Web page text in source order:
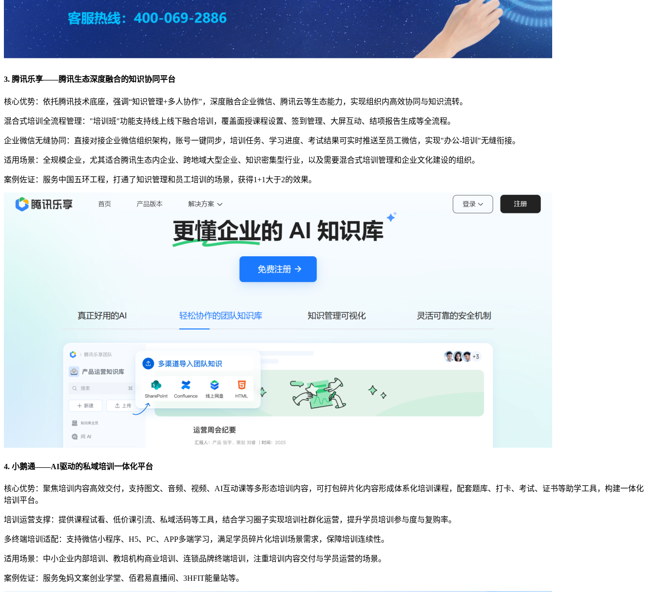
3. 腾讯乐享——腾讯生态深度融合的知识协同平台
核心优势：依托腾讯技术底座，强调“知识管理+多人协作"，深度融合企业微信、腾讯云等生态能力，实现组织内高效协同与知识流转。
混合式培训全流程管理："培训班"功能支持线上线下融合培训，覆盖面授课程设置、签到管理、大屏互动、结项报告生成等全流程。
企业微信无缝协同：直接对接企业微信组织架构，账号一键同步，培训任务、学习进度、考试结果可实时推送至员工微信，实现"办公-培训"无缝衔接。
适用场景：全规模企业，尤其适合腾讯生态内企业、跨地域大型企业、知识密集型行业，以及需要混合式培训管理和企业文化建设的组织。
案例佐证：服务中国五环工程，打通了知识管理和员工培训的场景，获得1+1大于2的效果。
4. 小鹅通——AI驱动的私域培训一体化平台
核心优势：聚焦培训内容高效交付，支持图文、音频、视频、AI互动课等多形态培训内容，可打包碎片化内容形成体系化培训课程，配套题库、打卡、考试、证书等助学工具，构建一体化
培训平台。
培训运营支撑：提供课程试看、低价课引流、私域活码等工具，结合学习圈子实现培训社群化运营，提升学员培训参与度与复购率。
多终端培训适配：支持微信小程序、H5、PC、APP多端学习，满足学员碎片化培训场景需求，保障培训连续性。
适用场景：中小企业内部培训、教培机构商业培训、连锁品牌终端培训，注重培训内容交付与学员运营的场景。
案例佐证：服务兔妈文案创业学堂、佰君易直播间、3HFIT能量站等。